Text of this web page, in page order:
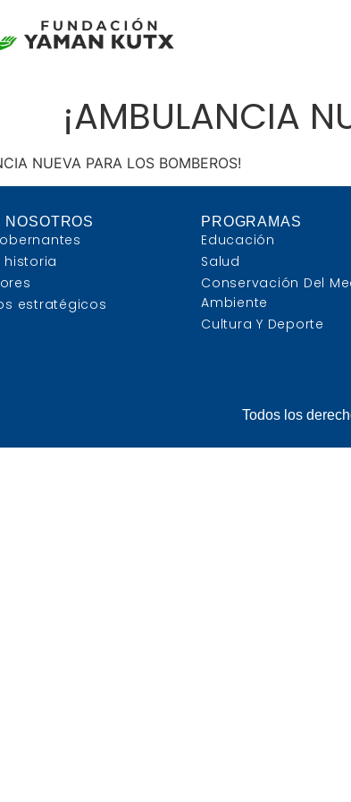
¡AMBULANCIA
NUEVA PARA LOS BOMBEROS!
NOSOTROS
historia
estratégicos
PROGRAMAS
Educación
Salud
Conservación Del
Ambiente
Cultura Y Deporte
Todos los